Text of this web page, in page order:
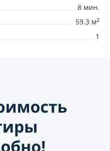
8 мин.
59.3 м2
1